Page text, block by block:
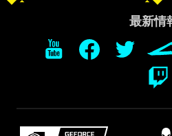
最新情